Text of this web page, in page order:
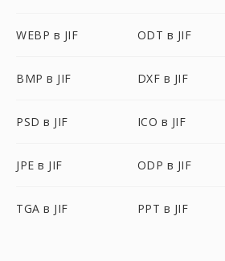
WEBP в JIF ODT в JIF
BMP в JIF DXF в JIF
PSD в JIF ICO в JIF
JPE в JIF ODP в JIF
TGA в JIF PPT в JIF